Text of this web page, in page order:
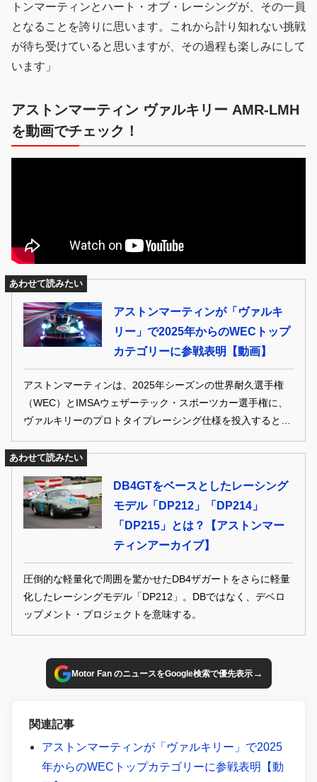
トンマーティンとハート・オブ・レーシングが、その一員
となることを誇りに思います。これから計り知れない挑戦
が待ち受けていると思いますが、その過程も楽しみにして
います」
アストンマーティン ヴァルキリー AMR-LMH
を動画でチェック！
あわせて読みたい
アストンマーティンが「ヴァルキ
リー」で2025年からのWECトップ
カテゴリーに参戦表明【動画】
アストンマーティンは、2025年シーズンの世界耐久選手権
（WEC）とIMSAウェザーテック・スポーツカー選手権に、
ヴァルキリーのプロトタイプレーシング仕様を投入すると発
販仕様のヴァルキリーからインスパイアされ、ル・マン・ハ
あわせて読みたい
DB4GTをベースとしたレーシング
モデル「DP212」「DP214」
「DP215」とは？【アストンマー
ティンアーカイブ】
圧倒的な軽量化で周囲を驚かせたDB4ザガートをさらに軽量
化したレーシングモデル「DP212」。DBではなく、デベロ
ップメント・プロジェクトを意味する。
Motor Fan のニュースをGoogle検索で優先表示→
関連記事
アストンマーティンが「ヴァルキリー」で2025
年からのWECトップカテゴリーに参戦表明【動